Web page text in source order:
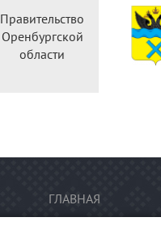
Правительство
Оренбургской
области
ГЛАВНАЯ